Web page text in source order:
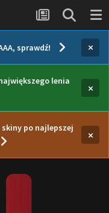
sprawdź! ×
lenia
×
skiny po najlepszej
×